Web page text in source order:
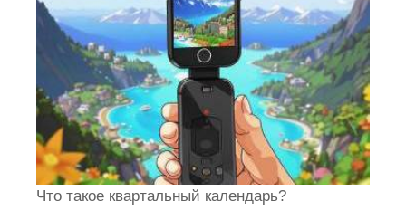
Что такое квартальный календарь?